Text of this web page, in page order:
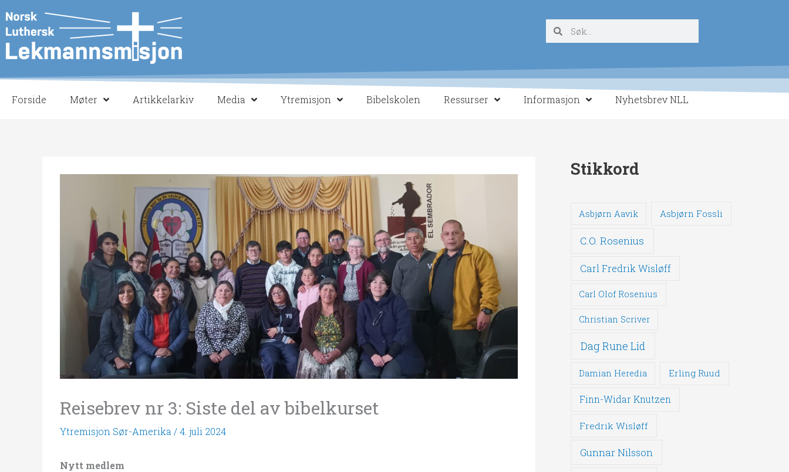
rett
til
innholdet
SøkSøk
Forside Møter Artikkelarkiv Media Ytremisjon Bibelskolen Ressurser Informasjon Nyhetsbrev NLL
Reisebrev nr 3: Siste del av bibelkurset
Ytremisjon Sør-Amerika /4. juli 2024
Nytt medlem
Stikkord
Asbjørn Aavik Asbjørn Fossli
C.O. Rosenius
Carl Fredrik Wisløff
Carl Olof Rosenius
Christian Scriver
Dag Rune Lid
Damian Heredia Erling Ruud
Finn-Widar Knutzen
Fredrik Wisløff
Gunnar Nilsson